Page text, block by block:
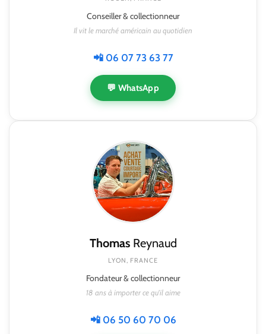
Conseiller & collectionneur
Il vit le marché américain au quotidien
📲 06 07 73 63 77
💬 WhatsApp
ThomasReynaud
LYON, FRANCE
Fondateur & collectionneur
18 ans à importer ce qu'il aime
📲 06 50 60 70 06